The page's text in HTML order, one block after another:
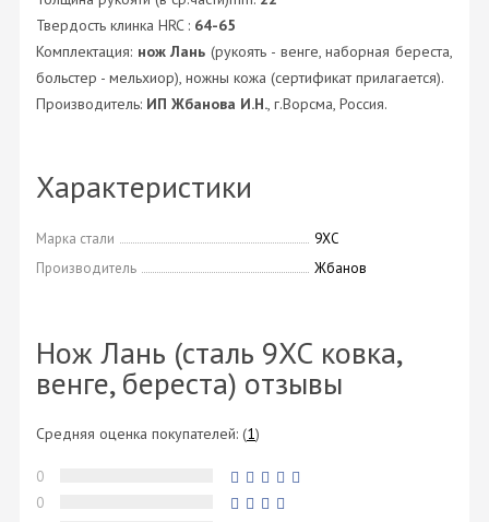
Твердость клинка HRC : 64-65
Комплектация: нож Лань (рукоять - венге, наборная береста,
больстер - мельхиор), ножны кожа (сертификат прилагается).
Производитель: ИП Жбанова И.Н., г.Ворсма, Россия.
Характеристики
Марка стали
9ХС
Производитель
Жбанов
Нож Лань (сталь 9ХС ковка,
венге, береста) отзывы
Средняя оценка покупателей: (1)
0
0